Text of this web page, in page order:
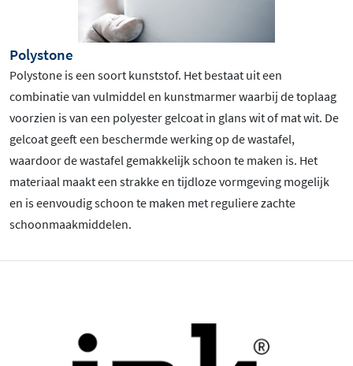
Polystone
Polystone is een soort kunststof. Het bestaat uit een
combinatie van vulmiddel en kunstmarmer waarbij de toplaag
voorzien is van een polyester gelcoat in glans wit of mat wit. De
gelcoat geeft een beschermde werking op de wastafel,
waardoor de wastafel gemakkelijk schoon te maken is. Het
materiaal maakt een strakke en tijdloze vormgeving mogelijk
en is eenvoudig schoon te maken met reguliere zachte
schoonmaakmiddelen.